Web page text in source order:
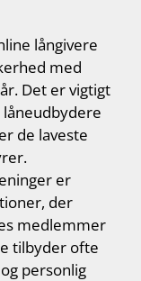
långivere
med
Det er vigtigt
de laveste
er
der
medlemmer
tilbyder ofte
personlig